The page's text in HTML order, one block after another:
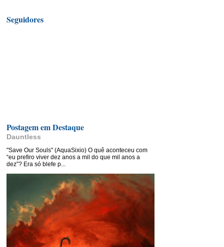
Seguidores
Postagem em Destaque
Dauntless
"Save Our Souls" (AquaSixio) O quê aconteceu com
“eu prefiro viver dez anos a mil do que mil anos a
dez”? Era só blefe p...